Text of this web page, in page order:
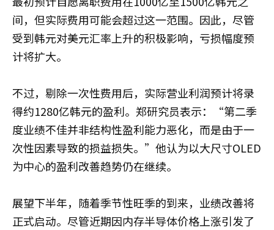
间，但实际费用可能会超过这一范围。因此，尽管
受到韩元对美元汇率上升的积极影响，亏损幅度预
计将扩大。
不过，剔除一次性费用后，实际营业利润预计将录
得约1280亿韩元的盈利。郑研究员表示：“第二季
度业绩不佳并非结构性盈利能力恶化，而是由于一
次性因素导致的损益损失。”他认为以大尺寸OLED
为中心的盈利改善趋势仍在继续。
展望下半年，随着季节性旺季的到来，业绩改善将
正式启动。尽管近期因内存半导体价格上涨引发了